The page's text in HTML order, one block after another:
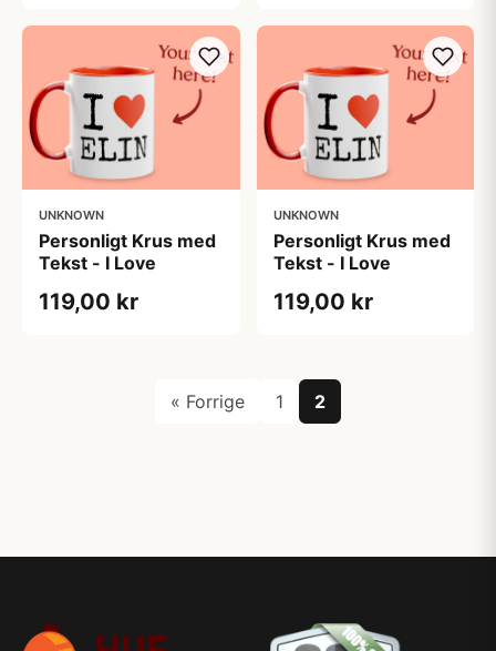
UNKNOWN
Personligt Krus med
Tekst - I Love
119,00 kr
UNKNOWN
Personligt Krus med
Tekst - I Love
119,00 kr
« Forrige 1 2